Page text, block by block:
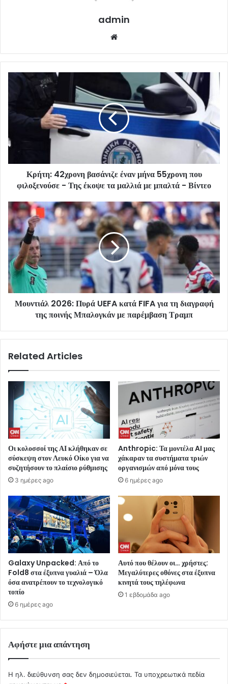
admin
Κρήτη: 42χρονη βασάνιζε έναν μήνα 55χρονη που
φιλοξενούσε - Της έκοψε τα μαλλιά με μπαλτά - Βίντεο
Μουντιάλ 2026: Πυρά UEFA κατά FIFA για τη διαγραφή
της ποινής Μπαλογκάν με παρέμβαση Τραμπ
Related Articles
Οι κολοσσοί της ΑΙ κλήθηκαν σε
σύσκεψη στον Λευκό Οίκο για να
συζητήσουν το πλαίσιο ρύθμισης
3 ημέρες ago
Anthropic: Τα μοντέλα AI μας
χάκαραν τα συστήματα τριών
οργανισμών από μόνα τους
6 ημέρες ago
Galaxy Unpacked: Από το
Fold8 στα έξυπνα γυαλιά – Όλα
όσα ανατρέπουν το τεχνολογικό
τοπίο
6 ημέρες ago
Αυτό που θέλουν οι… χρήστες:
Μεγαλύτερες οθόνες στα έξυπνα
κινητά τους τηλέφωνα
1 εβδομάδα ago
Αφήστε μια απάντηση
Η ηλ. διεύθυνση σας δεν δημοσιεύεται. Τα υποχρεωτικά πεδία